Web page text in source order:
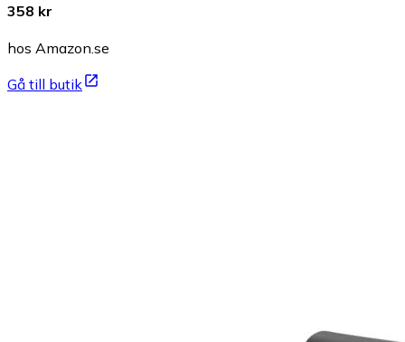
358 kr
hos Amazon.se
Gå till butik